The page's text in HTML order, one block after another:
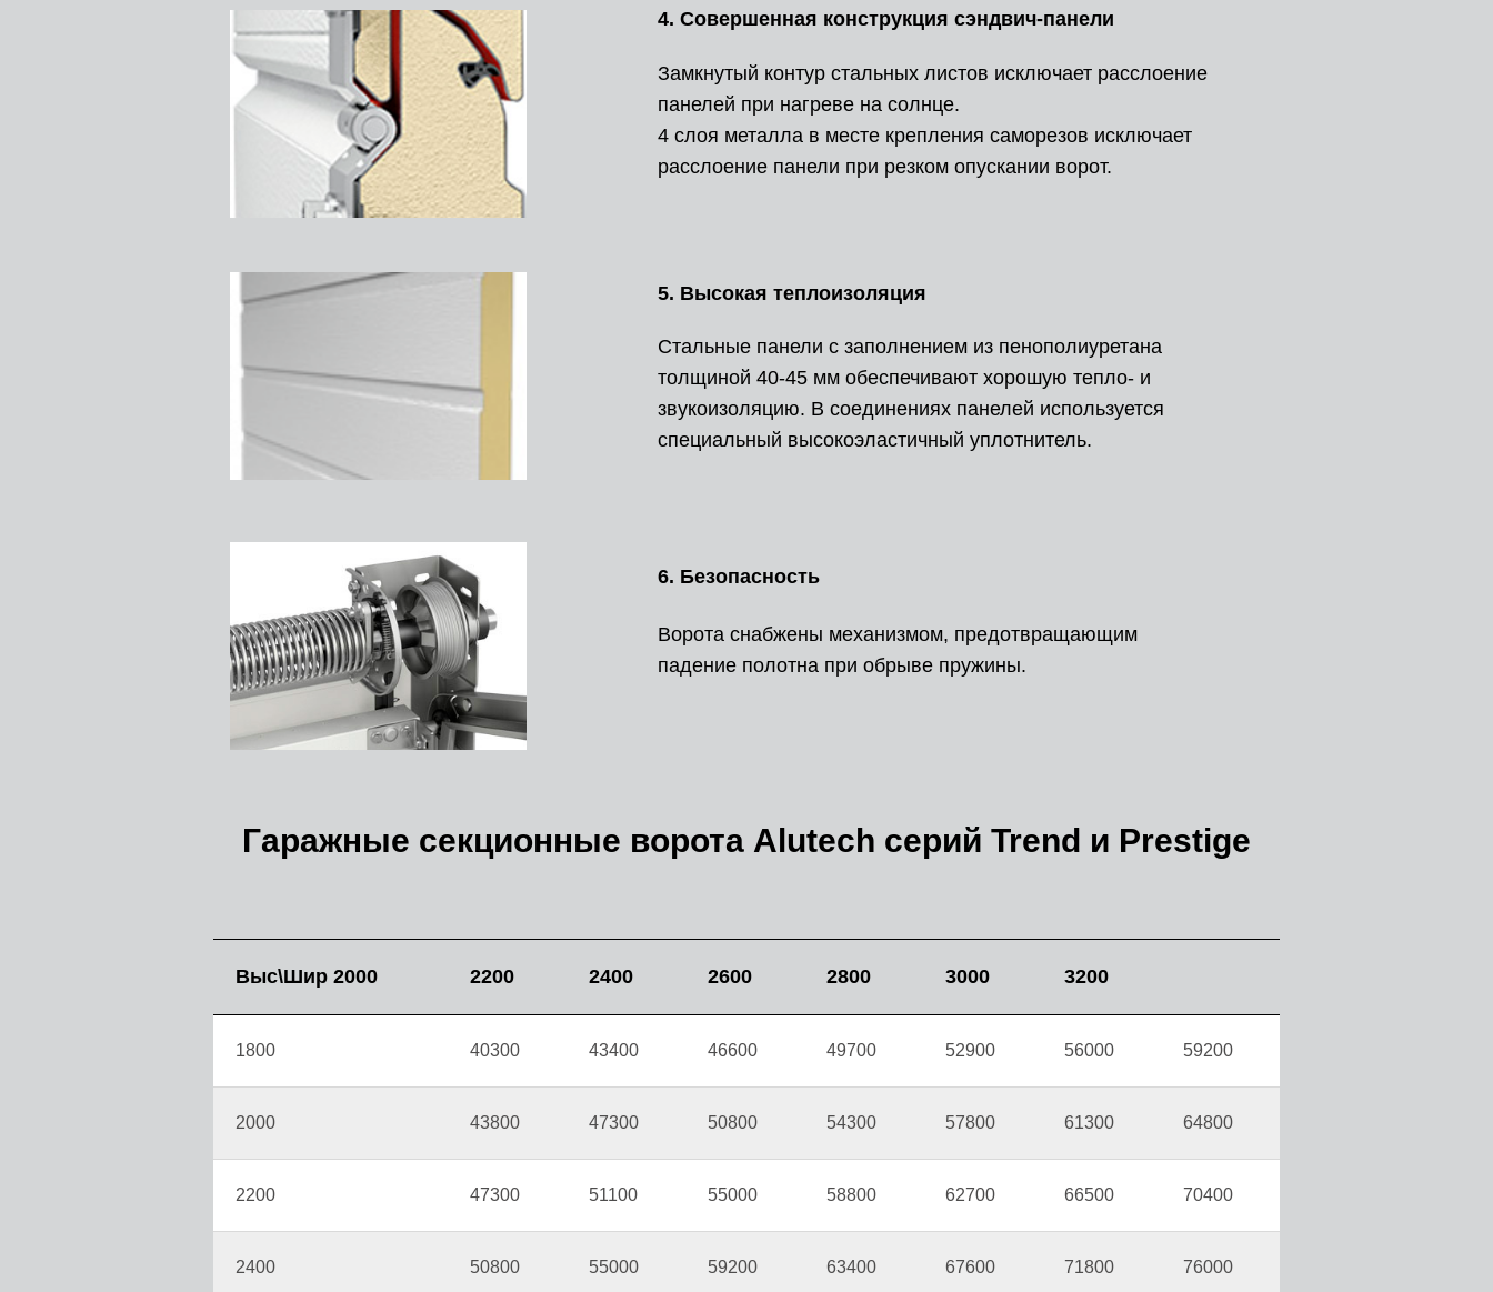
Замкнутый контур стальных листов исключает расслоение
панелей при нагреве на солнце.
4 слоя металла в месте крепления саморезов исключает
расслоение панели при резком опускании ворот.
Стальные панели с заполнением из пенополиуретана
толщиной 40-45 мм обеспечивают хорошую тепло- и
звукоизоляцию. В соединениях панелей используется
специальный высокоэластичный уплотнитель.
Ворота снабжены механизмом, предотвращающим
падение полотна при обрыве пружины.
6. Безопасность
4. Совершенная конструкция сэндвич-панели
5. Высокая теплоизоляция
Гаражные секционные ворота Alutech серий Trend и Prestige
Выс\Шир 2000 2200 2400 2600 2800 3000 3200
1800 40300 43400 46600 49700 52900 56000 59200
2000 43800 47300 50800 54300 57800 61300 64800
2200 47300 51100 55000 58800 62700 66500 70400
2400 50800 55000 59200 63400 67600 71800 76000